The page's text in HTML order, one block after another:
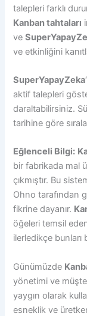
talepleri farklı
Kanban tahtaları
ve
ve etkinliğini
SuperYapayZeka
aktif talepleri
daraltabilirsiniz.
tarihine göre
Eğlenceli Bilgi:
bir fabrikada mal
çıkmıştır. Bu
Ohno tarafından
fikrine dayanır.
öğeleri temsil
ilerledikçe bunları
Günümüzde
yönetimi ve
yaygın olarak
esneklik ve